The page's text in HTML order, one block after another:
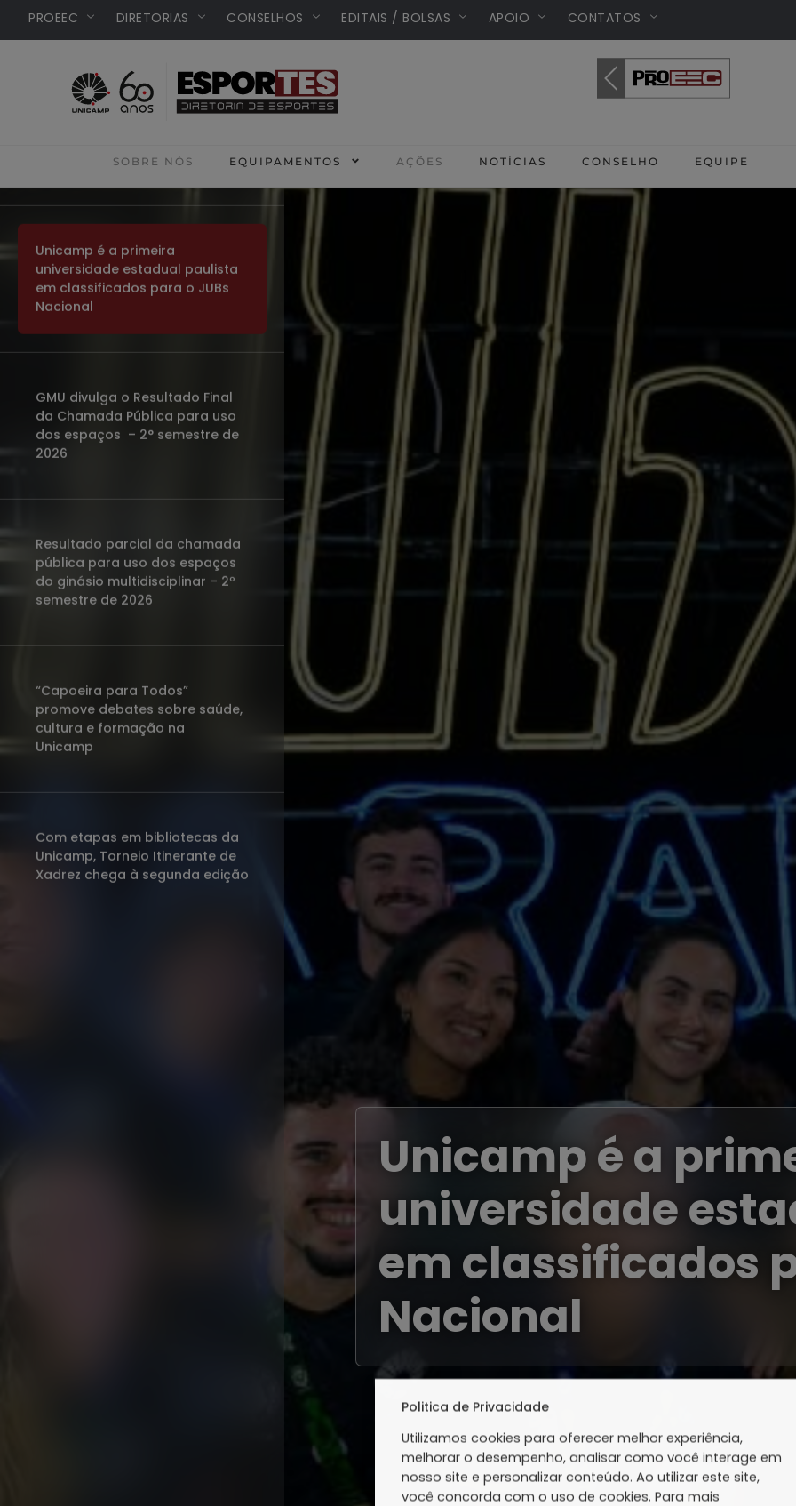
PROEEC DIRETORIAS CONSELHOS EDITAIS / BOLSAS APOIO CONTATOS
SOBRE NÓS EQUIPAMENTOS AÇÕES NOTÍCIAS CONSELHO EQUIPE
Unicampé a
universidade
em classificados
Nacional
Unicamp é a primeira
universidade estadual paulista
em classificados para o JUBs
Nacional
GMU divulga o Resultado Final
da Chamada Pública para uso
dos espaços – 2° semestre de
2026
Resultado parcial da chamada
pública para uso dos espaços
do ginásio multidisciplinar – 2º
semestre de 2026
“Capoeira para Todos”
promove debates sobre saúde,
cultura e formação na
Unicamp
Com etapas em bibliotecas da
Unicamp, Torneio Itinerante de
Xadrez chega à segunda edição
Politica de Privacidade
Utilizamos cookies para oferecer melhor experiência,
melhorar o desempenho, analisar como você interage em
nosso site e personalizar conteúdo. Ao utilizar este site,
você concorda com o uso de cookies. Para mais